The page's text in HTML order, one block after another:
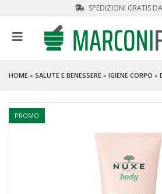
SPEDIZIONI GRATIS
HOME » SALUTE E BENESSERE » IGIENE CORPO »
PROMO